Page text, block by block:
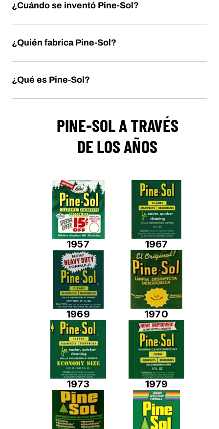
¿Cuándo se inventó Pine-Sol?
¿Quién fabrica Pine-Sol?
¿Qué es Pine-Sol?
PINE-SOL A TRAVÉS
DE LOS AÑOS
1957 1967
1969 1970
1973 1979